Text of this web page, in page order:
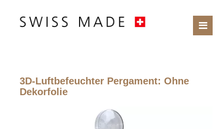
3D-Luftbefeuchter Pergament: Ohne
Dekorfolie